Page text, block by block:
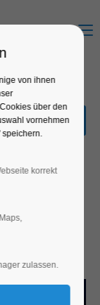
Menu
am
von ihnen
über den
vornehmen
speichern.
korrekt
zulassen.